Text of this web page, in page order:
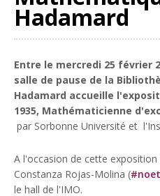
Hadamard
Entre le mercredi 25 février
salle de pause de la
Hadamard accueille
1935, Mathématicienne
par Sorbonne Université et
A l'occasion de cette
Constanza Rojas-Molina (
le hall de l'IMO.